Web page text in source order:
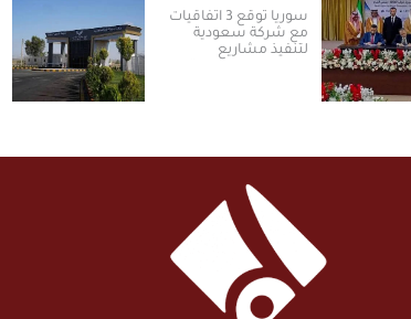
سوريا توقع 3 اتفاقيات
مع شركة سعودية
لتنفيذ مشاريع